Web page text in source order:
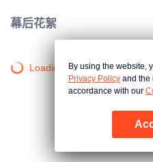
幕后花絮
Loading…By using the website,
Privacy Policy and the
accordance with our